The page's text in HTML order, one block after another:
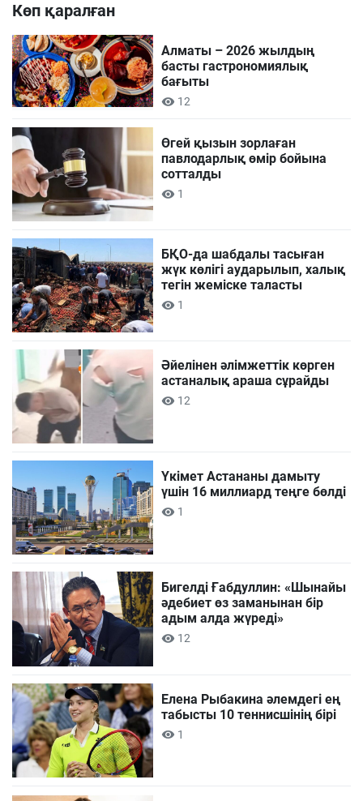
Көп қаралған
Алматы – 2026 жылдың
басты гастрономиялық
бағыты
12
Өгей қызын зорлаған
павлодарлық өмір бойына
сотталды
1
БҚО-да шабдалы тасыған
жүк көлігі аударылып, халық
тегін жеміске таласты
1
Әйелінен әлімжеттік көрген
астаналық араша сұрайды
12
Үкімет Астананы дамыту
үшін 16 миллиард теңге бөлді
1
Бигелді Ғабдуллин: «Шынайы
әдебиет өз заманынан бір
адым алда жүреді»
12
Елена Рыбакина әлемдегі ең
табысты 10 теннисшінің бірі
1